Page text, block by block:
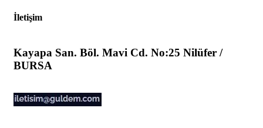
İletişim
Kayapa San. Böl. Mavi Cd. No:25 Nilüfer /
BURSA